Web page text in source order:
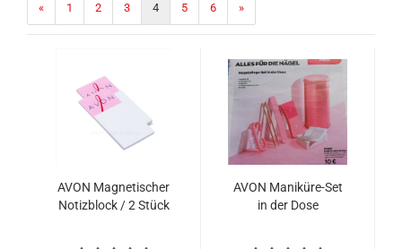
« 1 2 3 4 5 6 »
AVON Ma­gne­ti­scher
No­tiz­block / 2 Stück
AVON Maniküre-​​Set
in der Dose